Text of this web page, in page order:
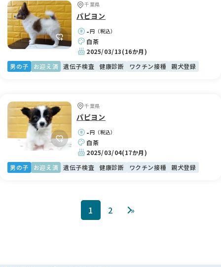
千葉県
パピヨン
-円（税込）
白茶
2025/03/13(16か月)
男の子
お迎え済 遺伝子検査 健康診断 ワクチン接種 親犬登録
千葉県
パピヨン
-円（税込）
白茶
2025/03/04(17か月)
男の子
お迎え済 遺伝子検査 健康診断 ワクチン接種 親犬登録
1 2 »